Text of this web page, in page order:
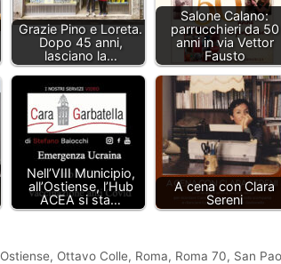
Grazie Pino e Loreta.
Dopo 45 anni,
lasciano la…
Salone Calano:
parrucchieri da 50
anni in via Vettor
Fausto
Nell’VIII Municipio,
all’Ostiense, l’Hub
ACEA si sta…
A cena con Clara
Sereni
Ostiense, Ottavo Colle, Roma, Roma 70, San